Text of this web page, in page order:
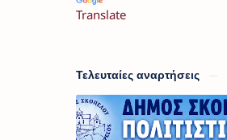
Translate
Τελευταίες αναρτήσεις